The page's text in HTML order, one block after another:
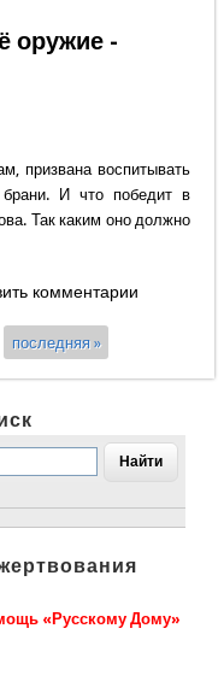
оружие -
призвана воспитывать
И что победит в
Так каким оно должно
оружие - слово
комментарии
последняя »
«Русскому Дому»